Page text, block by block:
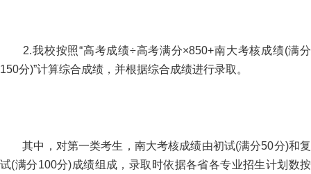
2.我校按照“高考成绩÷高考满分×850+南大考核成绩(满分
150分)”计算综合成绩，并根据综合成绩进行录取。
其中，对第一类考生，南大考核成绩由初试(满分50分)和复
试(满分100分)成绩组成，录取时依据各省各专业招生计划数按